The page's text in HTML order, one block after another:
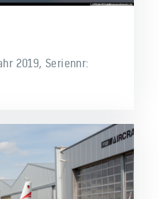
2019, Seriennr: